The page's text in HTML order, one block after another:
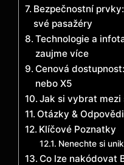
Bezpečnostní
své pasažéry
Technologie a
zaujme více
Cenová
nebo X5
Jak si vybrat
Otázky & Odpovědi
Klíčové Poznatky
Nenechte si
Co lze nakódovat